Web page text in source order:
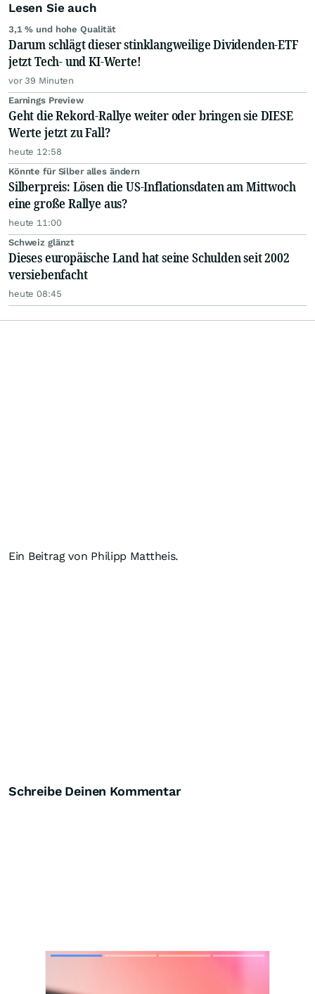
Lesen Sie auch
3,1 % und hohe Qualität
Darum schlägt dieser stinklangweilige Dividenden-ETF
jetzt Tech- und KI-Werte!
vor 39 Minuten
Earnings Preview
Geht die Rekord-Rallye weiter oder bringen sie DIESE
Werte jetzt zu Fall?
heute 12:58
Könnte für Silber alles ändern
Silberpreis: Lösen die US-Inflationsdaten am Mittwoch
eine große Rallye aus?
heute 11:00
Schweiz glänzt
Dieses europäische Land hat seine Schulden seit 2002
versiebenfacht
heute 08:45
Ein Beitrag von Philipp Mattheis.
Schreibe Deinen Kommentar